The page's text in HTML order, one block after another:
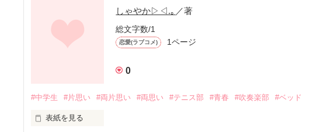
しゃやか▷◁.｡ ／著
総文字数/1
恋愛(ラブコメ) 1ページ
0
#中学生 #片思い #両片思い #両思い #テニス部 #青春 #吹奏楽部 #ベッド
表紙を見る